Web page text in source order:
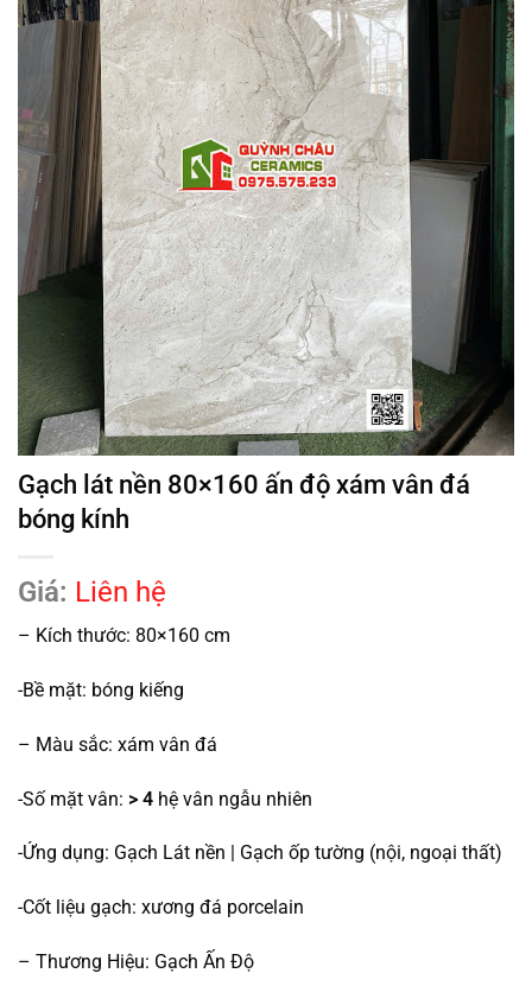
Gạch lát nền 80×160 ấn độ xám vân đá
bóng kính
Giá: Liên hệ
– Kích thước: 80×160 cm
-Bề mặt: bóng kiếng
– Màu sắc: xám vân đá
-Số mặt vân: > 4 hệ vân ngẫu nhiên
-Ứng dụng: Gạch Lát nền | Gạch ốp tường (nội, ngoại thất)
-Cốt liệu gạch: xương đá porcelain
– Thương Hiệu: Gạch Ấn Độ